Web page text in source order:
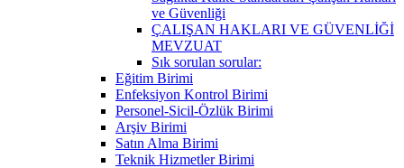
ve Güvenliği
ÇALIŞAN HAKLARI VE GÜVENLİĞİ
MEVZUAT
Sık sorulan sorular:
Eğitim Birimi
Enfeksiyon Kontrol Birimi
Personel-Sicil-Özlük Birimi
Arşiv Birimi
Satın Alma Birimi
Teknik Hizmetler Birimi